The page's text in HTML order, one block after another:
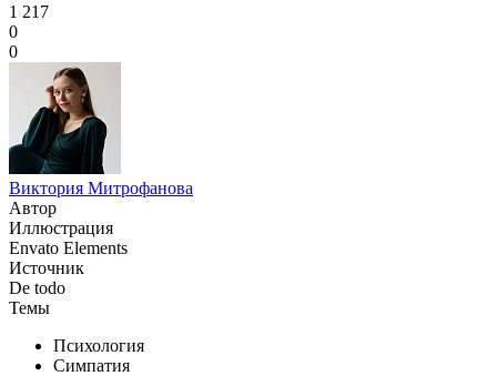
1 217
0
0
Виктория Митрофанова
Автор
Иллюстрация
Envato Elements
Источник
De todo
Темы
Психология
Симпатия